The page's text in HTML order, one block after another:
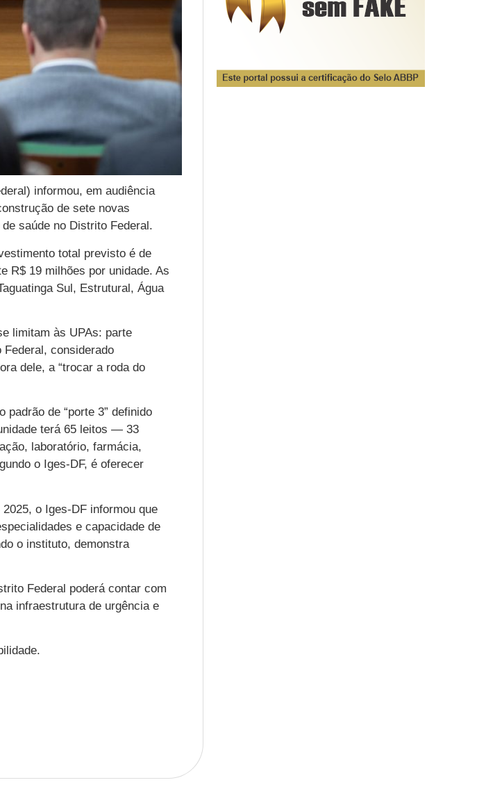
informou, em audiência
de sete novas
saúde no Distrito Federal.
total previsto é de
R$ 19 milhões por unidade. As
Sul, Estrutural, Água
limitam às UPAs: parte
considerado
dele, a “trocar a roda do
de “porte 3” definido
terá 65 leitos — 33
laboratório, farmácia,
o Iges-DF, é oferecer
o Iges-DF informou que
e capacidade de
o instituto, demonstra
Federal poderá contar com
infraestrutura de urgência e